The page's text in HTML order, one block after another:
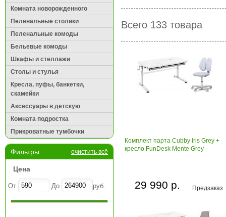
Комната новорожденного
Пеленальные столики
Пеленальные комоды
Бельевые комоды
Шкафы и стеллажи
Столы и стулья
Кресла, пуфы, банкетки,
скамейки
Аксессуары в детскую
Комната подростка
Прикроватные тумбочки
Фильтры очистить всё
Цена
От До руб.
Всего 133 товара
Комплект парта Cubby Iris Grey +
кресло FunDesk Mente Grey
Предзаказ
29 990 р.